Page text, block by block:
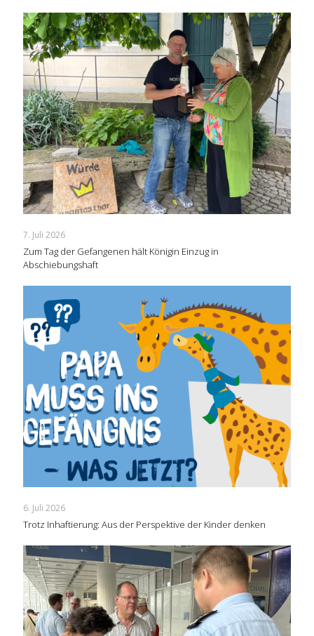
7. Juli 2026
Zum Tag der Gefangenen hält Königin Einzug in
Abschiebungshaft
6. Juli 2026
Trotz Inhaftierung: Aus der Perspektive der Kinder denken